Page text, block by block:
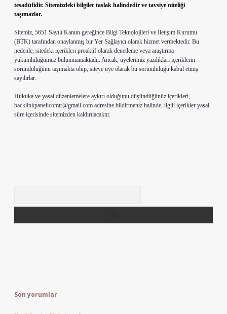
tesadüfidir. Sitemizdeki bilgiler taslak halindedir ve tavsiye niteliği
taşımazlar.
Sitemiz, 5651 Sayılı Kanun gereğince Bilgi Teknolojileri ve İletişim Kurumu
(BTK) tarafından onaylanmış bir Yer Sağlayıcı olarak hizmet vermektedir. Bu
nedenle, sitedeki içerikleri proaktif olarak denetleme veya araştırma
yükümlülüğümüz bulunmamaktadır. Ancak, üyelerimiz yazdıkları içeriklerin
sorumluluğunu taşımakta olup, siteye üye olarak bu sorumluluğu kabul etmiş
sayılırlar.
Hukuka ve yasal düzenlemelere aykırı olduğunu düşündüğünüz içerikleri,
backlinkpanelicomtr@gmail.com adresine bildirmeniz halinde, ilgili içerikler yasal
süre içerisinde sitemizden kaldırılacaktır.
Son yorumlar